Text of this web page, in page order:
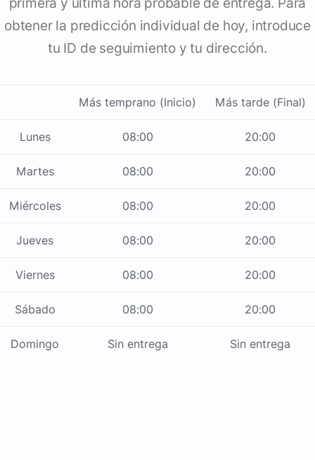
primera y última hora probable de entrega. Para
obtener la predicción individual de hoy, introduce
tu ID de seguimiento y tu dirección.
Más temprano (Inicio) Más tarde (Final)
Lunes 08:00 20:00
Martes 08:00 20:00
Miércoles 08:00 20:00
Jueves 08:00 20:00
Viernes 08:00 20:00
Sábado 08:00 20:00
Domingo Sin entrega Sin entrega